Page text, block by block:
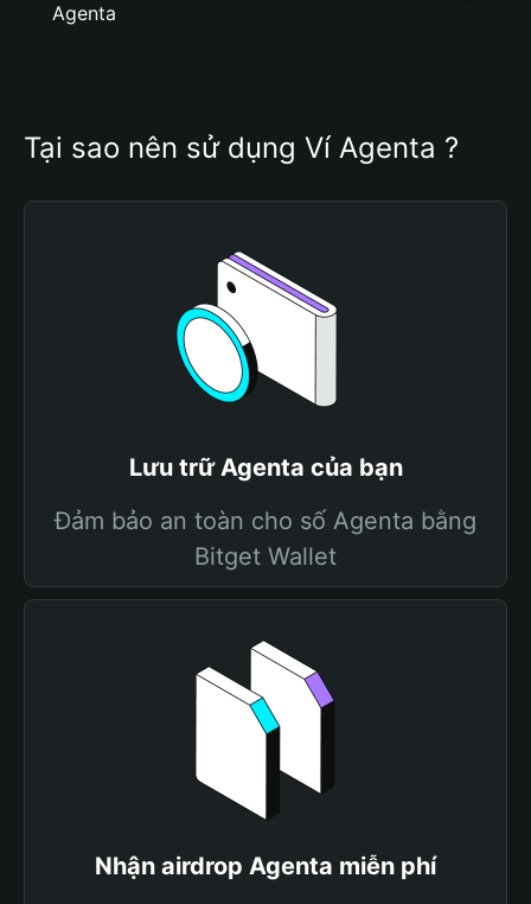
Agenta
Tại sao nên sử dụng Ví Agenta ?
Lưu trữ Agenta của bạn
Đảm bảo an toàn cho số Agenta bằng
Bitget Wallet
Nhận airdrop Agenta miễn phí